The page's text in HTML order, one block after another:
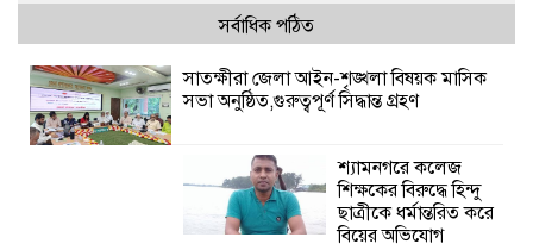
সর্বাধিক পঠিত
সাতক্ষীরা জেলা আইন-শৃঙ্খলা বিষয়ক মাসিক
সভা অনুষ্ঠিত,গুরুত্বপূর্ণ সিদ্ধান্ত গ্রহণ
শ্যামনগরে কলেজ
শিক্ষকের বিরুদ্ধে হিন্দু
ছাত্রীকে ধর্মান্তরিত করে
বিয়ের অভিযোগ